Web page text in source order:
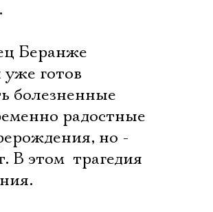
Беранже
готов
болезненные
радостные
но -
В этом  трагедия